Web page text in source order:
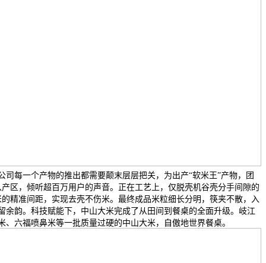
司每一个产物的推出都需要颠末层层把关，为出产“软米王”产物，团
区，倾听超百万用户的声音。正在工艺上，仅脱壳机谷壳分手间隙的
精准间距，实现去壳不伤米。最终成品米粒细长分明，筷夹不散，入
余韵。科技赋能下，中山大米完成了从田间到餐桌的全面升级。岐江
、六福喷鼻米等一批质量过硬的中山大米，自傲地世界餐桌。